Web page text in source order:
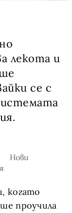
лекота и
се с
Нови
когато
проучила